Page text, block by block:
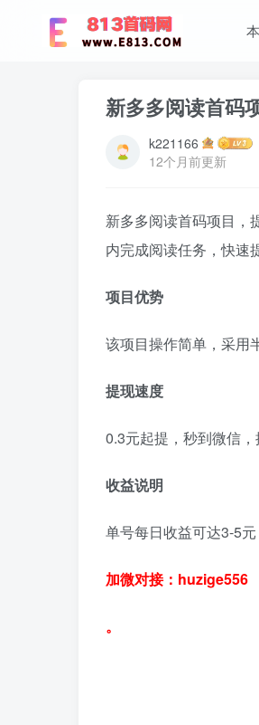
新多多阅读首码
k221166
12个月前更新
新多多阅读首码项目，
内完成阅读任务，快速
项目优势
该项目操作简单，采用
提现速度
0.3元起提，秒到微信，
收益说明
单号每日收益可达3-5
加微对接：huzige556
。